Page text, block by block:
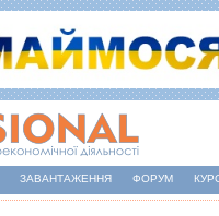
ЗАВАНТАЖЕННЯ ФОРУМ